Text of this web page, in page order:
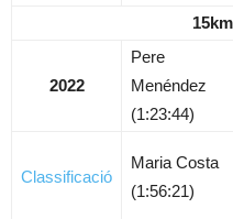
2022
Pere
Menéndez
(1:23:44)
Classificació
Maria Costa
(1:56:21)